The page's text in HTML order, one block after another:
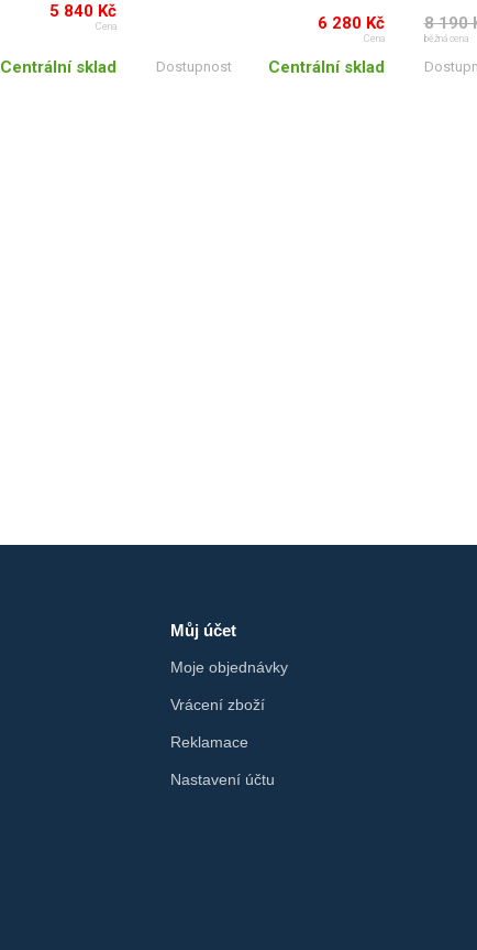
5 840 Kč
Cena
Centrální sklad
6 280 Kč
Cena
Dostupnost Centrální sklad
8 190
běžná cena
Můj účet
Moje objednávky
Vrácení zboží
Reklamace
Nastavení účtu